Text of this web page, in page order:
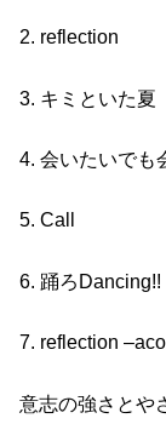
2. reflection
3. キミといた夏
4. 会いたいでも
5. Call
6. 踊ろDancing!!
7. reflection
意志の強さとや